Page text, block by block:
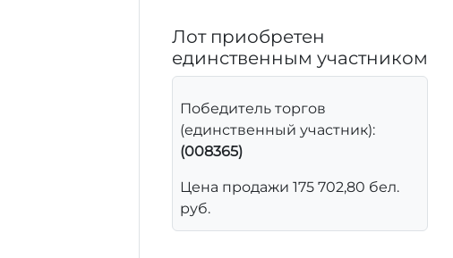
Лот приобретен
единственным участником
Победитель торгов
(единственный участник):
(008365)
Цена продажи 175 702,80 бел.
руб.